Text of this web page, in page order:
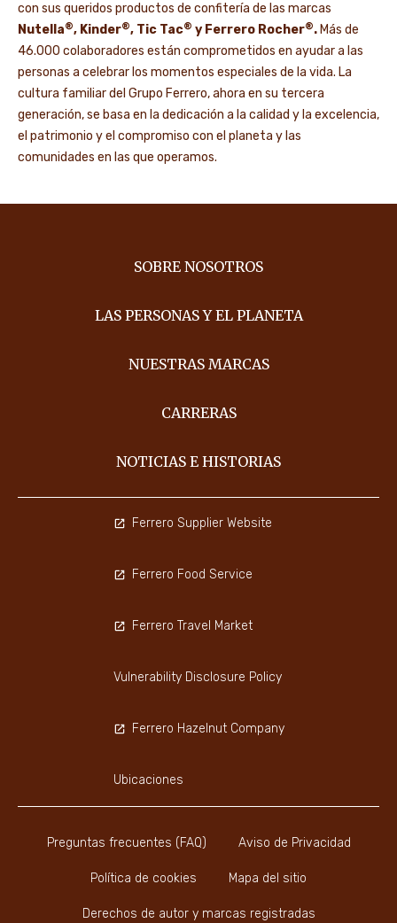
con sus queridos productos de confitería de las marcas
Nutella®, Kinder®, Tic Tac® y Ferrero Rocher®. Más de
46.000 colaboradores están comprometidos en ayudar a las
personas a celebrar los momentos especiales de la vida. La
cultura familiar del Grupo Ferrero, ahora en su tercera
generación, se basa en la dedicación a la calidad y la excelencia,
el patrimonio y el compromiso con el planeta y las
comunidades en las que operamos.
SOBRE NOSOTROS
LAS PERSONAS Y EL PLANETA
NUESTRAS MARCAS
CARRERAS
NOTICIAS E HISTORIAS
Preguntas frecuentes (FAQ) Aviso de Privacidad
Política de cookies Mapa del sitio
Derechos de autor y marcas registradas
Ferrero Supplier Website
Ferrero Food Service
Ferrero Travel Market
Vulnerability Disclosure Policy
Ferrero Hazelnut Company
Ubicaciones